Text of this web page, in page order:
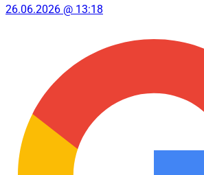
26.06.2026 @ 13:18